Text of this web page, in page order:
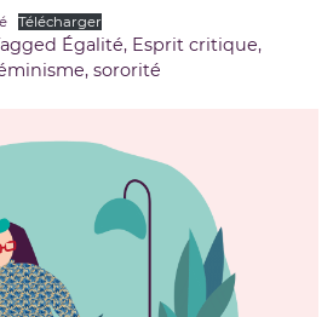
Télécharger
Égalité, Esprit critique,
,sororité